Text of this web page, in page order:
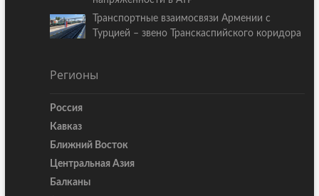
Транспортные взаимосвязи Армении с
Турцией – звено Транскаспийского коридора
Регионы
Россия
Кавказ
Ближний Восток
Центральная Азия
Балканы